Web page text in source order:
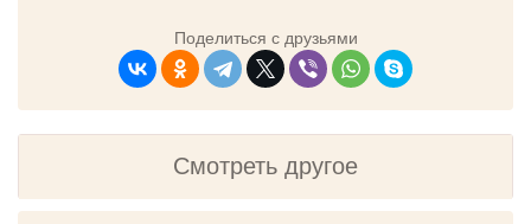
Поделиться с друзьями
Смотреть другое